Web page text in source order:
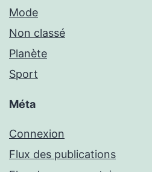
Mode
Non classé
Planète
Sport
Méta
Connexion
Flux des publications